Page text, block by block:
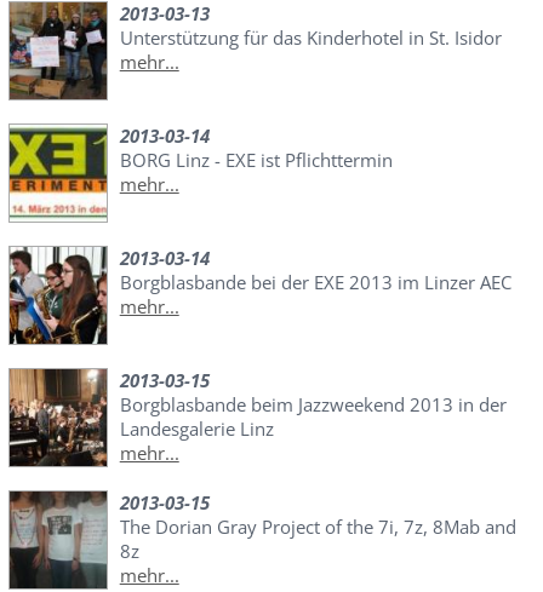
2013-03-13
Unterstützung für das Kinderhotel in St. Isidor
mehr...
2013-03-14
BORG Linz - EXE ist Pflichttermin
mehr...
2013-03-14
Borgblasbande bei der EXE 2013 im Linzer AEC
mehr...
2013-03-15
Borgblasbande beim Jazzweekend 2013 in der
Landesgalerie Linz
mehr...
2013-03-15
The Dorian Gray Project of the 7i, 7z, 8Mab and
8z
mehr...